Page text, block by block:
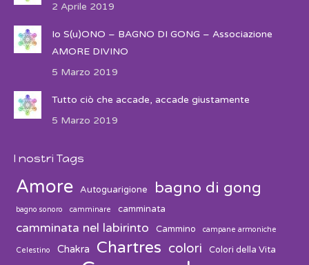
2 Aprile 2019
Io S(u)ONO – BAGNO DI GONG – Associazione
AMORE DIVINO
5 Marzo 2019
Tutto ciò che accade, accade giustamente
5 Marzo 2019
I nostri Tags
Amore Autoguarigione bagno di gong
bagno sonoro camminare camminata
camminata nel labirinto Cammino campane armoniche
Celestino Chakra Chartres colori Colori della Vita